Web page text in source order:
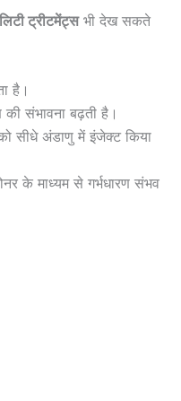
ट्रीटमेंट्सभी देख सकते
है।
संभावना बढ़ती है।
सीधे अंडाणु में इंजेक्ट किया
के माध्यम से गर्भधारण संभव